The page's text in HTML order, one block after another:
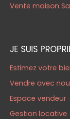
Vente maison
JE SUIS
Estimez votre
Vendre avec
Espace vendeur
Gestion locative